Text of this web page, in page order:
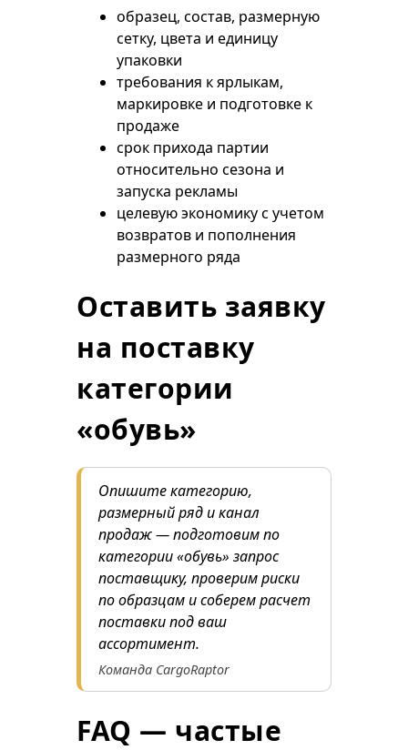
образец, состав, размерную
сетку, цвета и единицу
упаковки
требования к ярлыкам,
маркировке и подготовке к
продаже
срок прихода партии
относительно сезона и
запуска рекламы
целевую экономику с учетом
возвратов и пополнения
размерного ряда
Оставить заявку
на поставку
категории
«обувь»
Опишите категорию,
размерный ряд и канал
продаж — подготовим по
категории «обувь» запрос
поставщику, проверим риски
по образцам и соберем расчет
поставки под ваш
ассортимент.
Команда CargoRaptor
FAQ — частые